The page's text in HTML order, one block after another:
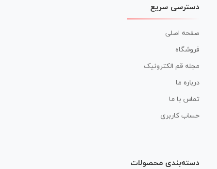
دسترسی سریع
صفحه اصلی
فروشگاه
مجله قم الکترونیک
درباره ما
تماس با ما
حساب کاربری
دسته‌بندی محصولات